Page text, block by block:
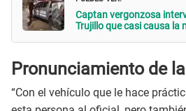
Captan vergonzosa
Trujillo que casi causa la
Pronunciamiento de
“Con el vehículo que le hace